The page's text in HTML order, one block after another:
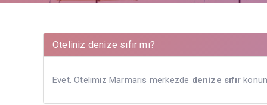
Oteliniz denize sıfır mı?
Evet. Otelimiz Marmaris merkezde denize sıfır